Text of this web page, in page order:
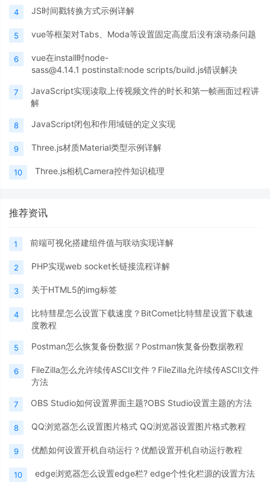
4 JS时间戳转换方式示例详解
5 vue等框架对Tabs、Moda等设置固定高度后没有滚动条问题
6
vue在install时node-
sass@4.14.1 postinstall:node scripts/build.js错误解决
7
JavaScript实现读取上传视频文件的时长和第一帧画面过程讲
解
8 JavaScript闭包和作用域链的定义实现
9 Three.js材质Material类型示例详解
10 Three.js相机Camera控件知识梳理
推荐资讯
1 前端可视化搭建组件值与联动实现详解
2 PHP实现web socket长链接流程详解
3 关于HTML5的img标签
4
比特彗星怎么设置下载速度？BitComet比特彗星设置下载速
度教程
5 Postman怎么恢复备份数据？Postman恢复备份数据教程
6
FileZilla怎么允许续传ASCII文件？FileZilla允许续传ASCII文件
方法
7 OBS Studio如何设置界面主题?OBS Studio设置主题的方法
8 QQ浏览器怎么设置图片格式 QQ浏览器设置图片格式教程
9 优酷如何设置开机自动运行？优酷设置开机自动运行教程
10 edge浏览器怎么设置edge栏? edge个性化栏源的设置方法